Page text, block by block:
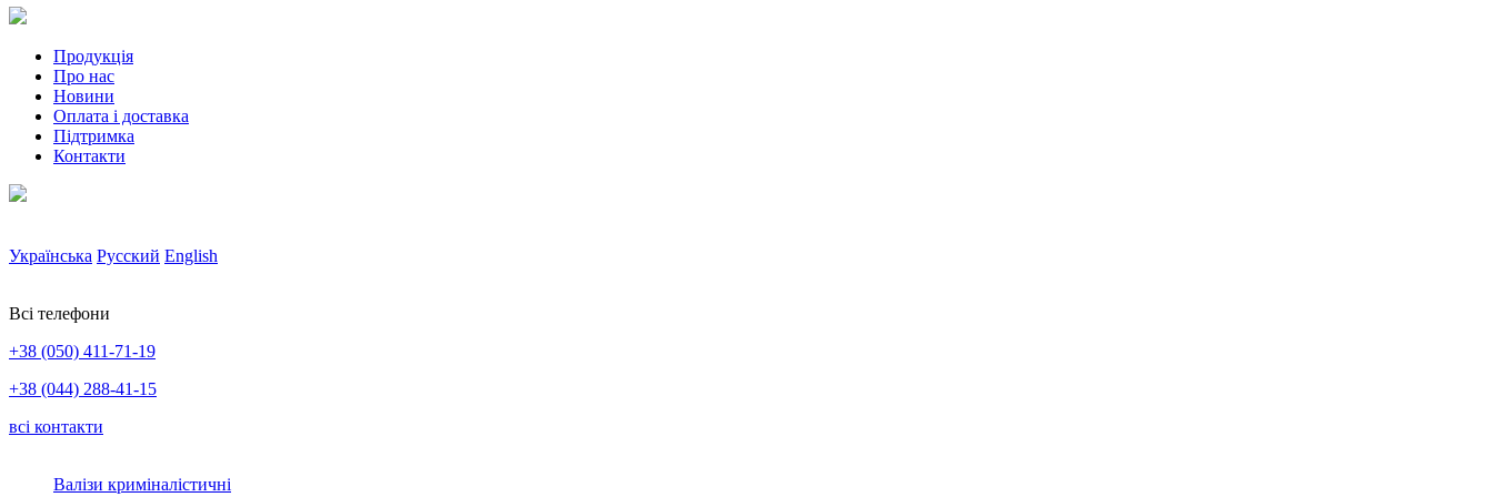
Продукція
Про нас
Новини
Оплата і доставка
Підтримка
Контакти
Українська Русский English
Всі телефони
+38 (050) 411-71-19
+38 (044) 288-41-15
всі контакти
Валізи криміналістичні